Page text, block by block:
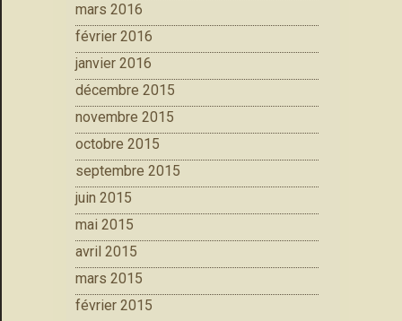
mars 2016
février 2016
janvier 2016
décembre 2015
novembre 2015
octobre 2015
septembre 2015
juin 2015
mai 2015
avril 2015
mars 2015
février 2015